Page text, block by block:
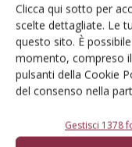
Clicca qui sotto per
scelte dettagliate. Le
questo sito. È
momento, compreso
pulsanti della Cookie
del consenso nella
Gestisci 1378
Nel settore
sovraproduzione,
differenziarsi dai
l’innovazione
Gruppo di Lavoro
frutticoltura, fra le